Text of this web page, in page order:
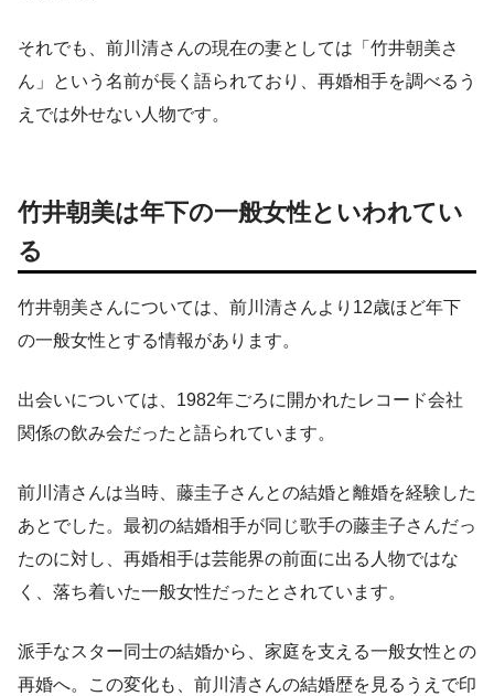
それでも、前川清さんの現在の妻としては「竹井朝美さ
ん」という名前が長く語られており、再婚相手を調べるう
えでは外せない人物です。
竹井朝美は年下の一般女性といわれてい
る
竹井朝美さんについては、前川清さんより12歳ほど年下
の一般女性とする情報があります。
出会いについては、1982年ごろに開かれたレコード会社
関係の飲み会だったと語られています。
前川清さんは当時、藤圭子さんとの結婚と離婚を経験した
あとでした。最初の結婚相手が同じ歌手の藤圭子さんだっ
たのに対し、再婚相手は芸能界の前面に出る人物ではな
く、落ち着いた一般女性だったとされています。
派手なスター同士の結婚から、家庭を支える一般女性との
再婚へ。この変化も、前川清さんの結婚歴を見るうえで印